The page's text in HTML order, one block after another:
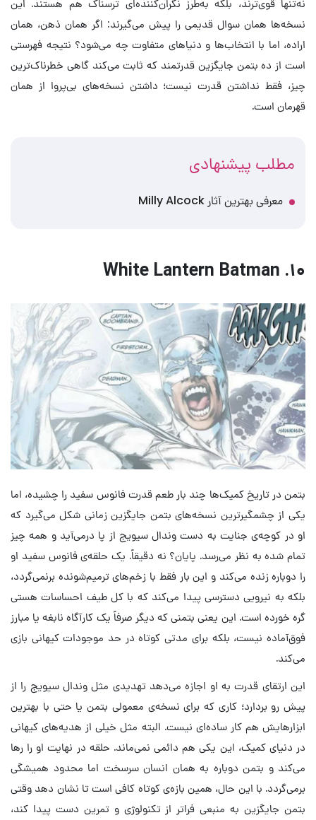
نسخه‌ها همان سوال قدیمی را پیش می‌گیرند: اگر همان ذهن، همان
اراده، اما با انتخاب‌ها و دنیاهای متفاوت چه می‌شود؟ نتیجه فهرستی
است از ده بتمن جایگزین قدرتمند که ثابت می‌کند گاهی خطرناک‌ترین
چیز، فقط نداشتن قدرت نیست؛ داشتن نسخه‌های بی‌پروا از همان
قهرمان است.
مطلب پیشنهادی
معرفی بهترین آثار Milly Alcock
۱۰. White Lantern Batman
بتمن در تاریخ کمیک‌ها چند بار طعم قدرت فانوس سفید را چشیده، اما
یکی از چشمگیرترین نسخه‌های بتمن جایگزین زمانی شکل می‌گیرد که
او در کوچه‌ی جنایت به دست وندال سیویج از پا درمی‌آید و همه چیز
تمام‌ شده به نظر می‌رسد. پایان؟ نه دقیقاً. یک حلقه‌ی فانوس سفید او
را دوباره زنده می‌کند و این بار فقط با زخم‌های ترمیم‌شونده برنمی‌گردد،
بلکه به نیرویی دسترسی پیدا می‌کند که با کل طیف احساسات هستی
گره خورده است. این یعنی بتمنی که دیگر صرفاً یک کارآگاه نابغه یا مبارز
فوق‌آماده نیست، بلکه برای مدتی کوتاه در حد موجودات کیهانی بازی
می‌کند.
این ارتقای قدرت به او اجازه می‌دهد تهدیدی مثل وندال سیویج را از
پیش رو بردارد؛ کاری که برای نسخه‌ی معمولی بتمن یا حتی با بهترین
ابزارهایش هم کار ساده‌ای نیست. البته مثل خیلی از هدیه‌های کیهانی
در دنیای کمیک، این یکی هم دائمی نمی‌ماند. حلقه در نهایت او را رها
می‌کند و بتمن دوباره به همان انسان سرسخت اما محدود همیشگی
برمی‌گردد. با این حال، همین بازه‌ی کوتاه کافی است تا نشان دهد وقتی
بتمن جایگزین به منبعی فراتر از تکنولوژی و تمرین دست پیدا کند،